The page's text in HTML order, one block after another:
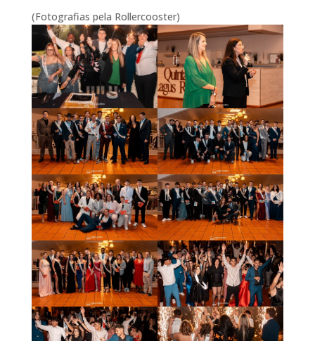
(Fotografias pela Rollercooster)